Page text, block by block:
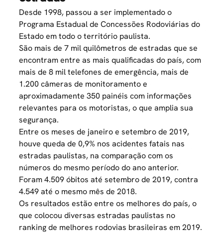
Desde 1998, passou a ser implementado o
Programa Estadual de Concessões Rodoviárias do
Estado em todo o território paulista.
São mais de 7 mil quilômetros de estradas que se
encontram entre as mais qualificadas do país, com
mais de 8 mil telefones de emergência, mais de
1.200 câmeras de monitoramento e
aproximadamente 350 painéis com informações
relevantes para os motoristas, o que amplia sua
segurança.
Entre os meses de janeiro e setembro de 2019,
houve queda de 0,9% nos acidentes fatais nas
estradas paulistas, na comparação com os
números do mesmo período do ano anterior.
Foram 4.509 óbitos até setembro de 2019, contra
4.549 até o mesmo mês de 2018.
Os resultados estão entre os melhores do país, o
que colocou diversas estradas paulistas no
ranking de melhores rodovias brasileiras em 2019.